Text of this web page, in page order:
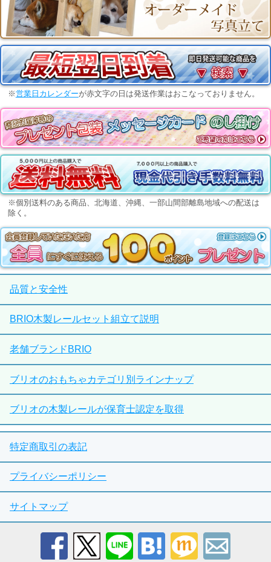
※営業日カレンダーが赤文字の日は発送作業はおこなっておりません。
※個別送料のある商品、北海道、沖縄、一部山間部離島地域への配送は
除く。
品質と安全性
BRIO木製レールセット組立て説明
老舗ブランドBRIO
ブリオのおもちゃカテゴリ別ラインナップ
ブリオの木製レールが保育士認定を取得
特定商取引の表記
プライバシーポリシー
サイトマップ